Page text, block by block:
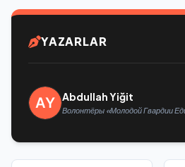
YAZARLAR
Abdullah Yiğit
Волонтёры «Молодой Гвардии